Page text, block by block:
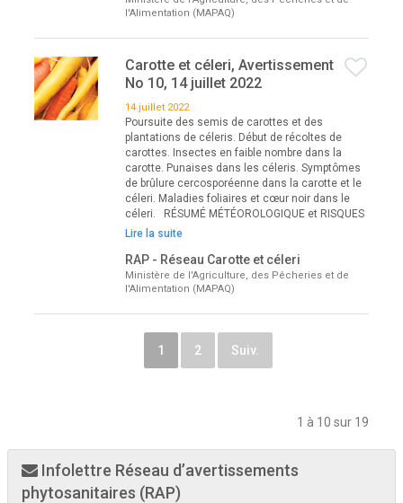
l'Alimentation (MAPAQ)
Carotte et céleri, Avertissement
No 10, 14 juillet 2022
14 juillet 2022
Poursuite des semis de carottes et des
plantations de céleris. Début de récoltes de
carottes. Insectes en faible nombre dans la
carotte. Punaises dans les céleris. Symptômes
de brûlure cercosporéenne dans la carotte et le
céleri. Maladies foliaires et cœur noir dans le
céleri. RÉSUMÉ MÉTÉOROLOGIQUE et RISQUES
Lire la suite
RAP - Réseau Carotte et céleri
Ministère de l'Agriculture, des Pêcheries et de
l'Alimentation (MAPAQ)
1 2 Suiv.
1 à 10 sur 19
Infolettre Réseau d’avertissements
phytosanitaires (RAP)